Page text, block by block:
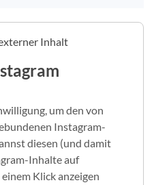
Inhalt
um den von
Instagram-
diesen (und damit
Inhalte auf
Klick anzeigen